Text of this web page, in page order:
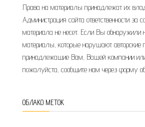
Права на материалы принадлежат их
Администрация сайта ответственности за
материала не несет. Если Вы обнаружили
материалы, которые нарушают авторские
принадлежащие Вам, Вашей компании или
пожалуйста, сообщите нам через форму
ОБЛАКО МЕТОК